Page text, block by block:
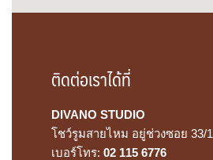
ติดต่อเราได้ที่
DIVANO STUDIO
โชว์รูมสายไหม อยู่ช่วงซอย 33/1
เบอร์โทร: 02 115 6776